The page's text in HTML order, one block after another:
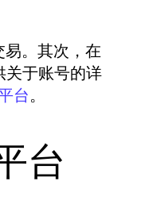
。其次，在
关于账号的详
台。
台